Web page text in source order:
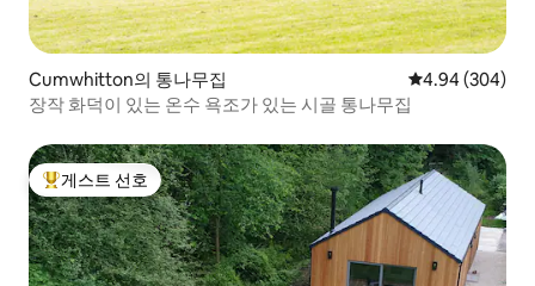
Cumwhitton의 통나무집 평점 4.94점(5
4.94 (304)
장작 화덕이 있는 온수 욕조가 있는 시골 통나무집
상위 게스트 선호
게스트 선호